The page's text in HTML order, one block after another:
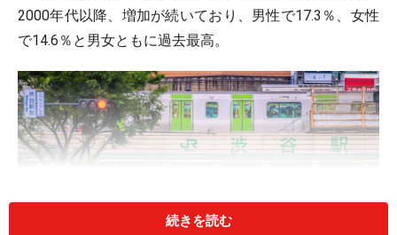
2000年代以降、増加が続いており、男性で17.3％、女性
で14.6％と男女ともに過去最高。
続きを読む